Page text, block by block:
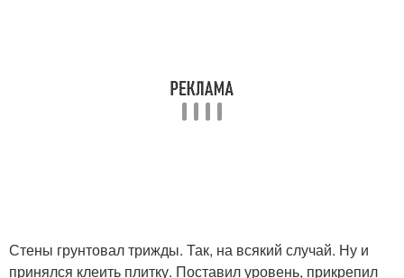
Стены грунтовал трижды. Так, на всякий случай. Ну и
принялся клеить плитку. Поставил уровень, прикрепил